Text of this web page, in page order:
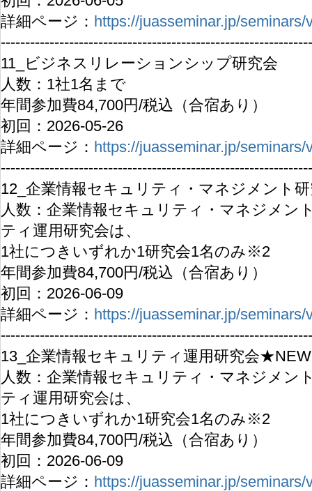
詳細ページ： https://juasseminar.jp/seminars/
11_ビジネスリレーションシップ研究会
人数：1社1名まで
年間参加費84,700円/税込（合宿あり）
初回：2026-05-26
詳細ページ： https://juasseminar.jp/seminars/
12_企業情報セキュリティ・マネジメント
人数：企業情報セキュリティ・マネジメン
ティ運用研究会は、
1社につきいずれか1研究会1名のみ※2
年間参加費84,700円/税込（合宿あり）
初回：2026-06-09
詳細ページ： https://juasseminar.jp/seminars/
13_企業情報セキュリティ運用研究会★NEW
人数：企業情報セキュリティ・マネジメン
ティ運用研究会は、
1社につきいずれか1研究会1名のみ※2
年間参加費84,700円/税込（合宿あり）
初回：2026-06-09
詳細ページ： https://juasseminar.jp/seminars/